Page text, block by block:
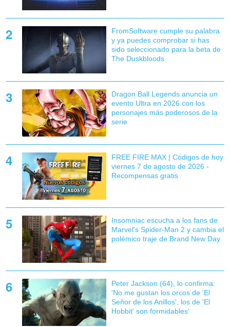
FromSoftware cumple su palabra
y ya puedes comprobar si has
sido seleccionado para la beta de
The Duskbloods
Dragon Ball Legends anuncia un
evento Ultra en 2026 con los
personajes más poderosos de la
serie
FREE FIRE MAX | Códigos de hoy
viernes 7 de agosto de 2026 -
Recompensas gratis
Insomniac escucha a los fans de
Marvel's Spider-Man 2 y cambia el
polémico traje de Brand New Day
Peter Jackson (64), lo confirma:
'No me gustan los orcos de 'El
Señor de los Anillos', los de 'El
Hobbit' son formidables'